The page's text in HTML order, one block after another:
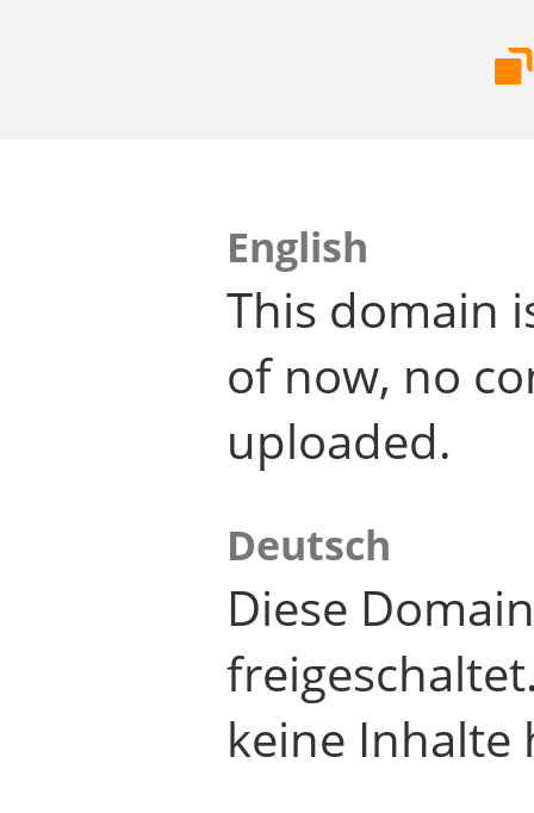
English
This domain
of now, no
uploaded.
Deutsch
Diese
keine Inhalte